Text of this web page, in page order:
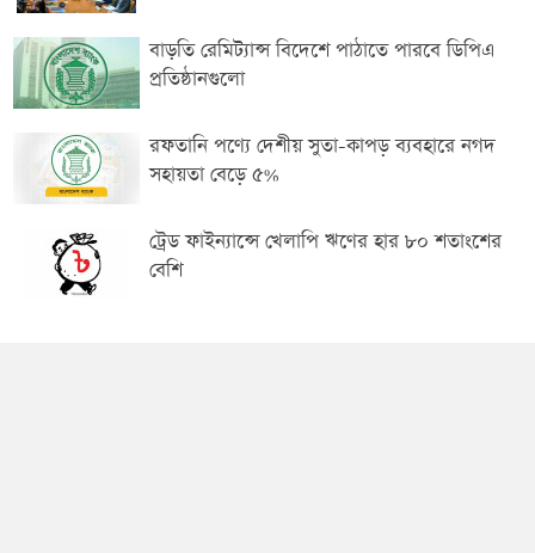
বাড়তি রেমিট্যান্স বিদেশে পাঠাতে পারবে ডিপিএ
প্রতিষ্ঠানগুলো
রফতানি পণ্যে দেশীয় সুতা-কাপড় ব্যবহারে নগদ
সহায়তা বেড়ে ৫%
ট্রেড ফাইন্যান্সে খেলাপি ঋণের হার ৮০ শতাংশের
বেশি